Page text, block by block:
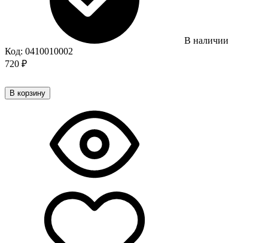
В наличии
Код: 0410010002
720 ₽
В корзину